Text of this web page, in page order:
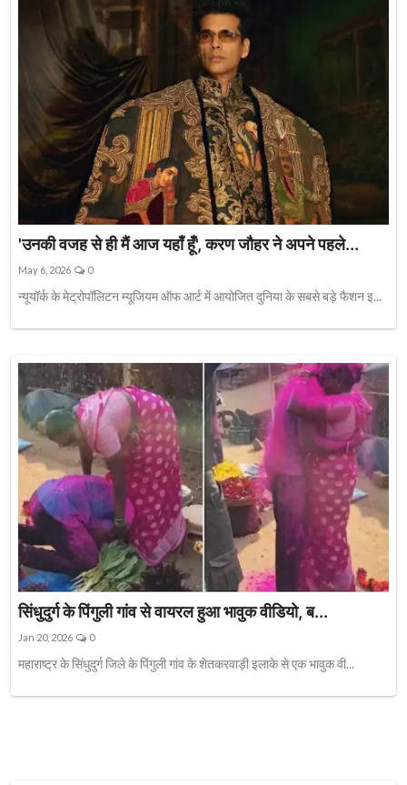
'उनकी वजह से ही मैं आज यहाँ हूँ', करण जौहर ने अपने पहले...
May 6, 2026 0
न्यूयॉर्क के मेट्रोपॉलिटन म्यूजियम ऑफ आर्ट में आयोजित दुनिया के सबसे बड़े फैशन इ...
सिंधुदुर्ग के पिंगुली गांव से वायरल हुआ भावुक वीडियो, ब...
Jan 20, 2026 0
महाराष्ट्र के सिंधुदुर्ग जिले के पिंगुली गांव के शेतकरवाड़ी इलाके से एक भावुक वी...